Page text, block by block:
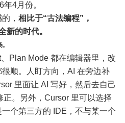
4月份。
， 相比于“古法编程”，
新的时代。
Plan Mode 都在编辑器里，改
顺。人盯方向，AI 在旁边补
里面让 AI 写好，然后去自己
。另外，Cursor 里可以选择
个第三方的 IDE，不与某一个